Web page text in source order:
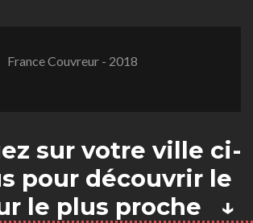
France Couvreur - 2018
sur votre ville ci-
pour découvrir le
le plus proche ↓